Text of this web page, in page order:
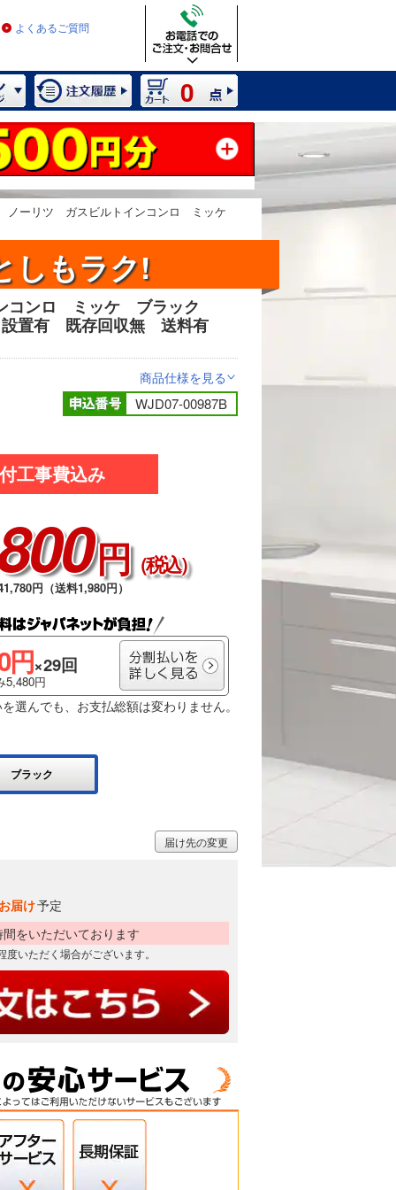
よくあるご質問
0
ノーリツ ガスビルトインコンロ ミッケ
しもラク!
2 / 13
コンロ ミッケ ブラック
置有 既存回収無 送料有
商品仕様を見る>
WJD07-00987B
工事費込み
円 （税込）
円（送料1,980円）
円×29回
5,480円
選んでも、お支払総額は変わりません。
ブラック
届け予定
をいただいております
いただく場合がございます。
届け先の変更